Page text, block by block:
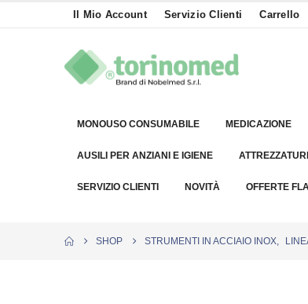
Il Mio Account Servizio Clienti Carrello
MONOUSO CONSUMABILE MEDICAZIONE
AUSILI PER ANZIANI E IGIENE
SERVIZIO CLIENTI NOVITÀ OFFERTE
SHOP STRUMENTI IN ACCIAIO INOX